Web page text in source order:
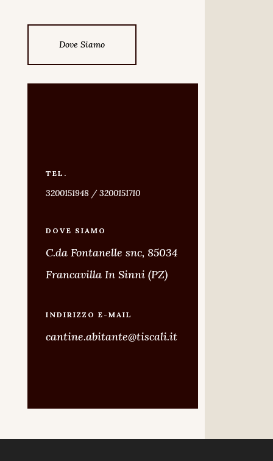
Dove Siamo
TEL.
3200151948 / 3200151710
DOVE SIAMO
C.da Fontanelle snc, 85034
Francavilla In Sinni (PZ)
INDIRIZZO E-MAIL
cantine.abitante@tiscali.it